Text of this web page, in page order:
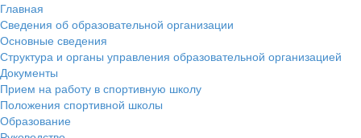
Главная
Сведения об образовательной организации
Основные сведения
Структура и органы управления образовательной организацией
Документы
Прием на работу в спортивную школу
Положения спортивной школы
Образование